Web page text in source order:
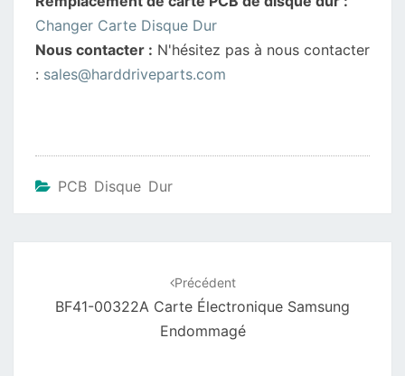
Changer Carte Disque Dur
Nous contacter : N'hésitez pas à nous contacter
: sales@harddriveparts.com
PCB Disque Dur
Précédent
BF41-00322A Carte Électronique Samsung
Endommagé